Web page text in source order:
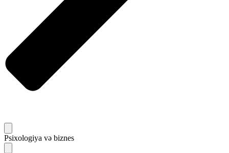
Psixologiya və biznes